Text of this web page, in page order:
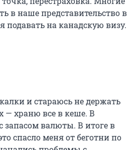
в наше представительство в
подавать на канадскую визу.
и стараюсь не держать
— храню все в кеше. В
запасом валюты. В итоге в
спасло меня от беготни по